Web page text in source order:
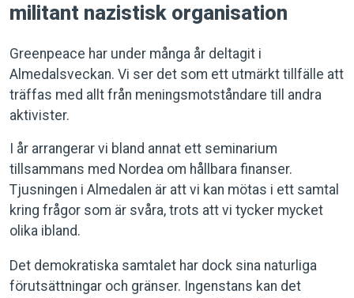
militant nazistisk organisation
Greenpeace har under många år deltagit i
Almedalsveckan. Vi ser det som ett utmärkt tillfälle att
träffas med allt från meningsmotståndare till andra
aktivister.
I år arrangerar vi bland annat ett seminarium
tillsammans med Nordea om hållbara finanser.
Tjusningen i Almedalen är att vi kan mötas i ett samtal
kring frågor som är svåra, trots att vi tycker mycket
olika ibland.
Det demokratiska samtalet har dock sina naturliga
förutsättningar och gränser. Ingenstans kan det